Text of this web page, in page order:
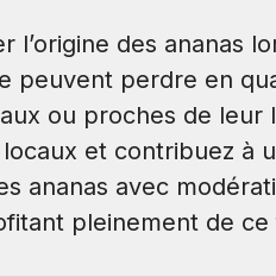
l’origine des ananas
peuvent perdre en
ou proches de leur
et contribuez à
ananas avec
pleinement de